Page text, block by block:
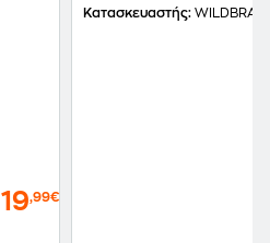
19,99€
12 cm
Κατασκευαστής: WILDBRAIN